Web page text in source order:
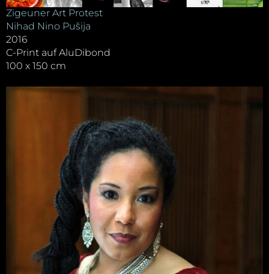
Zigeuner Art Protest
Nihad Nino Pušija
2016
C-Print auf AluDibond
100 x 150 cm